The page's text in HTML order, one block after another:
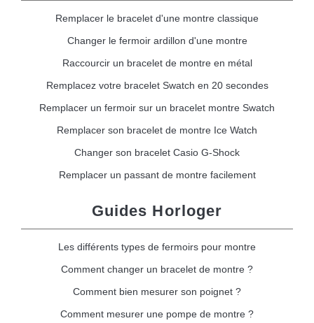
Remplacer le bracelet d'une montre classique
Changer le fermoir ardillon d'une montre
Raccourcir un bracelet de montre en métal
Remplacez votre bracelet Swatch en 20 secondes
Remplacer un fermoir sur un bracelet montre Swatch
Remplacer son bracelet de montre Ice Watch
Changer son bracelet Casio G-Shock
Remplacer un passant de montre facilement
Guides Horloger
Les différents types de fermoirs pour montre
Comment changer un bracelet de montre ?
Comment bien mesurer son poignet ?
Comment mesurer une pompe de montre ?